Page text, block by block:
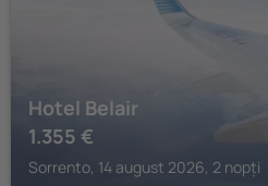
Hotel Belair
1.355 €
Sorrento, 14 august 2026, 2 nopți